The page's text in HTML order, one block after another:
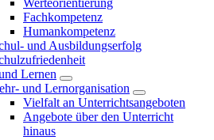
Werteorientierung
Fachkompetenz
Humankompetenz
und Ausbildungserfolg
Lernen
und Lernorganisation
Vielfalt an Unterrichtsangeboten
Angebote über den Unterricht
hinaus